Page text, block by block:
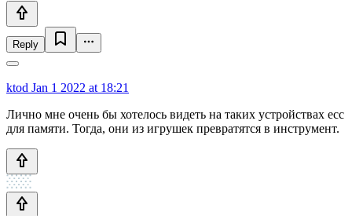
Reply
ktod Jan 1 2022 at 18:21
Лично мне очень бы хотелось видеть на таких устройствах ecc
для памяти. Тогда, они из игрушек превратятся в инструмент.